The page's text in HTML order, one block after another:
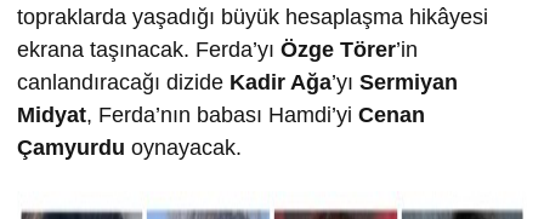
topraklarda yaşadığı büyük hesaplaşma hikâyesi
ekrana taşınacak. Ferda’yı Özge Törer’in
canlandıracağı dizide Kadir Ağa’yı Sermiyan
Midyat, Ferda’nın babası Hamdi’yi Cenan
Çamyurdu oynayacak.